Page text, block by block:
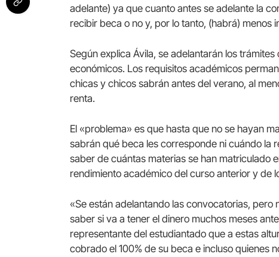
adelante) ya que cuanto antes se adelante la
recibir beca o no y, por lo tanto, (habrá) menos
Según explica Ávila, se adelantarán los
económicos. Los requisitos académicos
chicas y chicos sabrán antes del verano, al
renta.
El «problema» es que hasta que no se hayan
sabrán qué beca les corresponde ni cuándo la
saber de cuántas materias se han matriculado
rendimiento académico del curso anterior y de
«Se están adelantando las convocatorias,
saber si va a tener el dinero muchos meses
representante del estudiantado que a estas
cobrado el 100% de su beca e incluso quienes